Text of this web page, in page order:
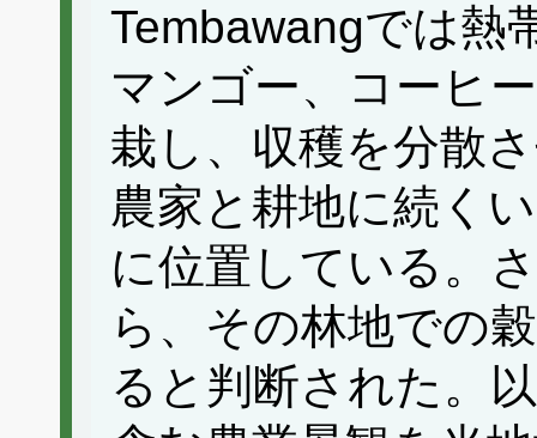
Tembawangでは熱
マンゴー、コーヒ
栽し、収穫を分散
農家と耕地に続く
に位置している。
ら、その林地での
ると判断された。